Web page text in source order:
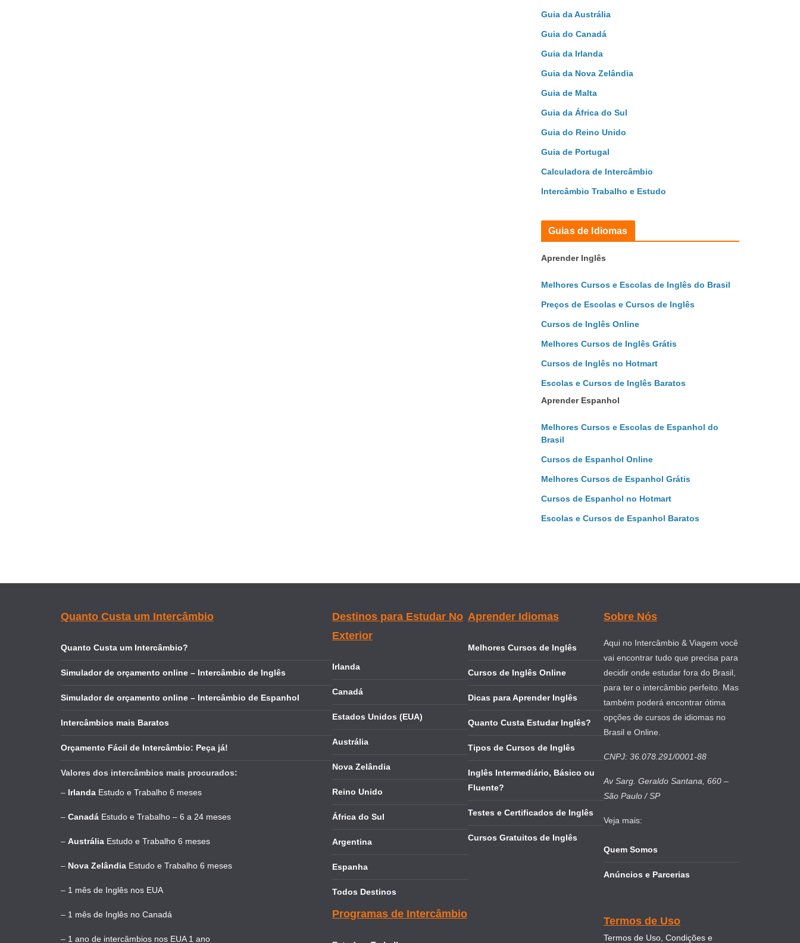
Guia da Austrália
Guia do Canadá
Guia da Irlanda
Guia da Nova Zelândia
Guia de Malta
Guia da África do Sul
Guia do Reino Unido
Guia de Portugal
Calculadora de Intercâmbio
Intercâmbio Trabalho e Estudo
Guias de Idiomas
Aprender Inglês
Melhores Cursos e Escolas de Inglês do Brasil
Preços de Escolas e Cursos de Inglês
Cursos de Inglês Online
Melhores Cursos de Inglês Grátis
Cursos de Inglês no Hotmart
Escolas e Cursos de Inglês Baratos
Aprender Espanhol
Melhores Cursos e Escolas de Espanhol do
Brasil
Cursos de Espanhol Online
Melhores Cursos de Espanhol Grátis
Cursos de Espanhol no Hotmart
Escolas e Cursos de Espanhol Baratos
Quanto Custa um Intercâmbio
Quanto Custa um Intercâmbio?
Simulador de orçamento online – Intercâmbio de Inglês
Simulador de orçamento online – Intercâmbio de Espanhol
Intercâmbios mais Baratos
Orçamento Fácil de Intercâmbio: Peça já!
Valores dos intercâmbios mais procurados:
– Irlanda Estudo e Trabalho 6 meses
– Canadá Estudo e Trabalho – 6 a 24 meses
– Austrália Estudo e Trabalho 6 meses
– Nova Zelândia Estudo e Trabalho 6 meses
– 1 mês de Inglês nos EUA
– 1 mês de Inglês no Canadá
– 1 ano de intercâmbios nos EUA 1 ano
Destinos para Estudar No
Exterior
Irlanda
Canadá
Estados Unidos (EUA)
Austrália
Nova Zelândia
Reino Unido
África do Sul
Argentina
Espanha
Todos Destinos
Programas de Intercâmbio
Aprender Idiomas
Melhores Cursos de Inglês
Cursos de Inglês Online
Dicas para Aprender Inglês
Quanto Custa Estudar Inglês?
Tipos de Cursos de Inglês
Inglês Intermediário, Básico ou
Fluente?
Testes e Certificados de Inglês
Cursos Gratuitos de Inglês
Sobre Nós
Aqui no Intercâmbio & Viagem você
vai encontrar tudo que precisa para
decidir onde estudar fora do Brasil,
para ter o intercâmbio perfeito. Mas
também poderá encontrar ótima
opções de cursos de idiomas no
Brasil e Online.
CNPJ: 36.078.291/0001-88
Av Sarg. Geraldo Santana, 660 –
São Paulo / SP
Veja mais:
Quem Somos
Anúncios e Parcerias
Termos de Uso
Termos de Uso, Condições e